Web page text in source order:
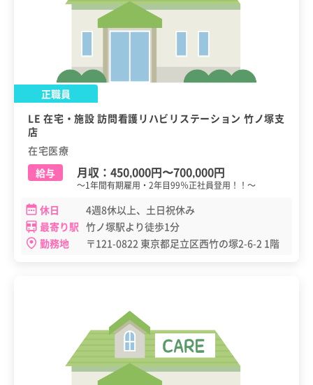
正職員
LE 在宅・施設 訪問看護リハビリステーション 竹ノ塚支
店
在宅医療
給与
月収： 450,000円〜700,000円
～1年間有期雇用・2年目99％正社員登用！！～
休日
4週8休以上、土日祝休み
最寄り駅 竹ノ塚駅より徒歩1分
勤務地
〒121-0822 東京都足立区西竹の塚2-6-2 1階